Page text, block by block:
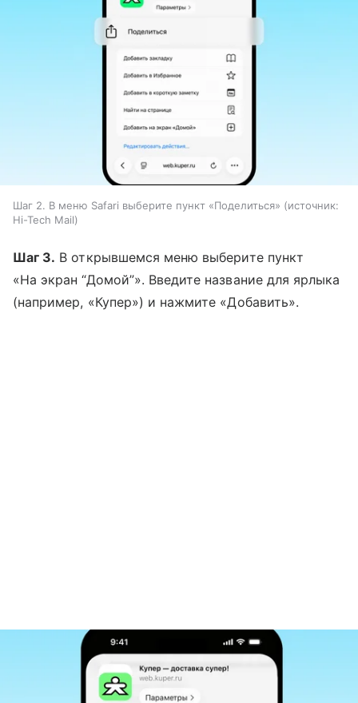
Шаг 2. В меню Safari выберите пункт «Поделиться»
источник:
Hi-Tech Mail
Шаг 3. В открывшемся меню выберите пункт
«На экран “Домой”». Введите название для ярлыка
(например, «Купер») и нажмите «Добавить».